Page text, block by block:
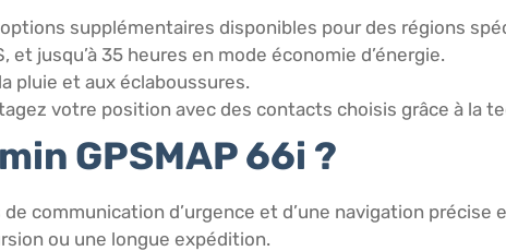
supplémentaires disponibles pour des régions
et jusqu’à 35 heures en mode économie d’énergie.
pluie et aux éclaboussures.
votre position avec des contacts choisis grâce à la
GPSMAP 66i ?
communication d’urgence et d’une navigation précise
ou une longue expédition.